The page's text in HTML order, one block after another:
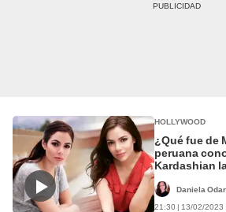
HOLLYWOOD
¿Qué fue de
peruana
Kardashian
Daniela Odar
21:30 | 13/02/2023